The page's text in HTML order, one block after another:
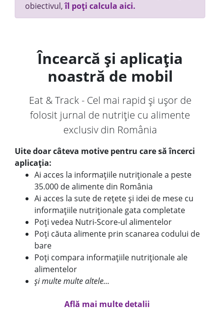
obiectivul,îl poți calcula aici.
Încearcă și aplicația
noastră de mobil
Eat & Track - Cel mai rapid și ușor de
folosit jurnal de nutriție cu alimente
exclusiv din România
Uite doar câteva motive pentru care să încerci
aplicația:
Ai acces la informațiile nutriționale a peste
35.000 de alimente din România
Ai acces la sute de rețete și idei de mese cu
informațiile nutriționale gata completate
Poți vedea Nutri-Score-ul alimentelor
Poți căuta alimente prin scanarea codului de
bare
Poți compara informațiile nutriționale ale
alimentelor
și multe multe altele...
Află mai multe detalii